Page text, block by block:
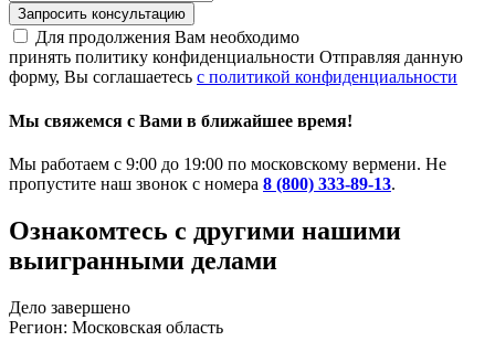
Запросить консультацию
Для продолжения Вам необходимо
принять политику конфиденциальности Отправляя данную
форму, Вы соглашаетесь с политикой конфиденциальности
Мы свяжемся с Вами в ближайшее время!
Мы работаем с 9:00 до 19:00 по московскому вермени. Не
пропустите наш звонок с номера 8 (800) 333-89-13.
Ознакомтесь c другими нашими
выигранными делами
Дело завершено
Регион: Московская область